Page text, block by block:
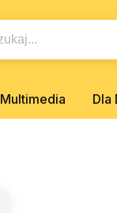
Multimedia Dla